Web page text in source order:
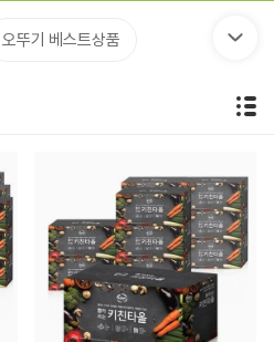
오뚜기 베스트상품